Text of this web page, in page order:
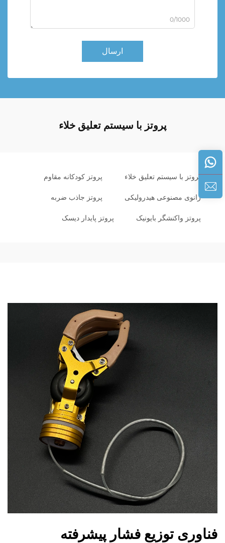
0/1000
ارسال
پروتز با سیستم تعلیق خلاء
پروتز با سیستم تعلیق خلاء پروتز کودکانه مقاوم
زانوی مصنوعی هیدرولیکی پروتز جاذب ضربه
پروتز واکنشگر بایونیک پروتز پایدار دیسک
فناوری توزیع فشار پیشرفته